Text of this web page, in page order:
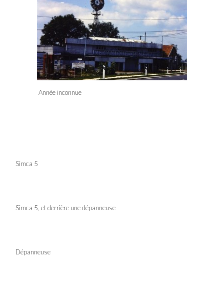
Année inconnue
Simca 5
Simca 5, et derrière une dépanneuse
Dépanneuse